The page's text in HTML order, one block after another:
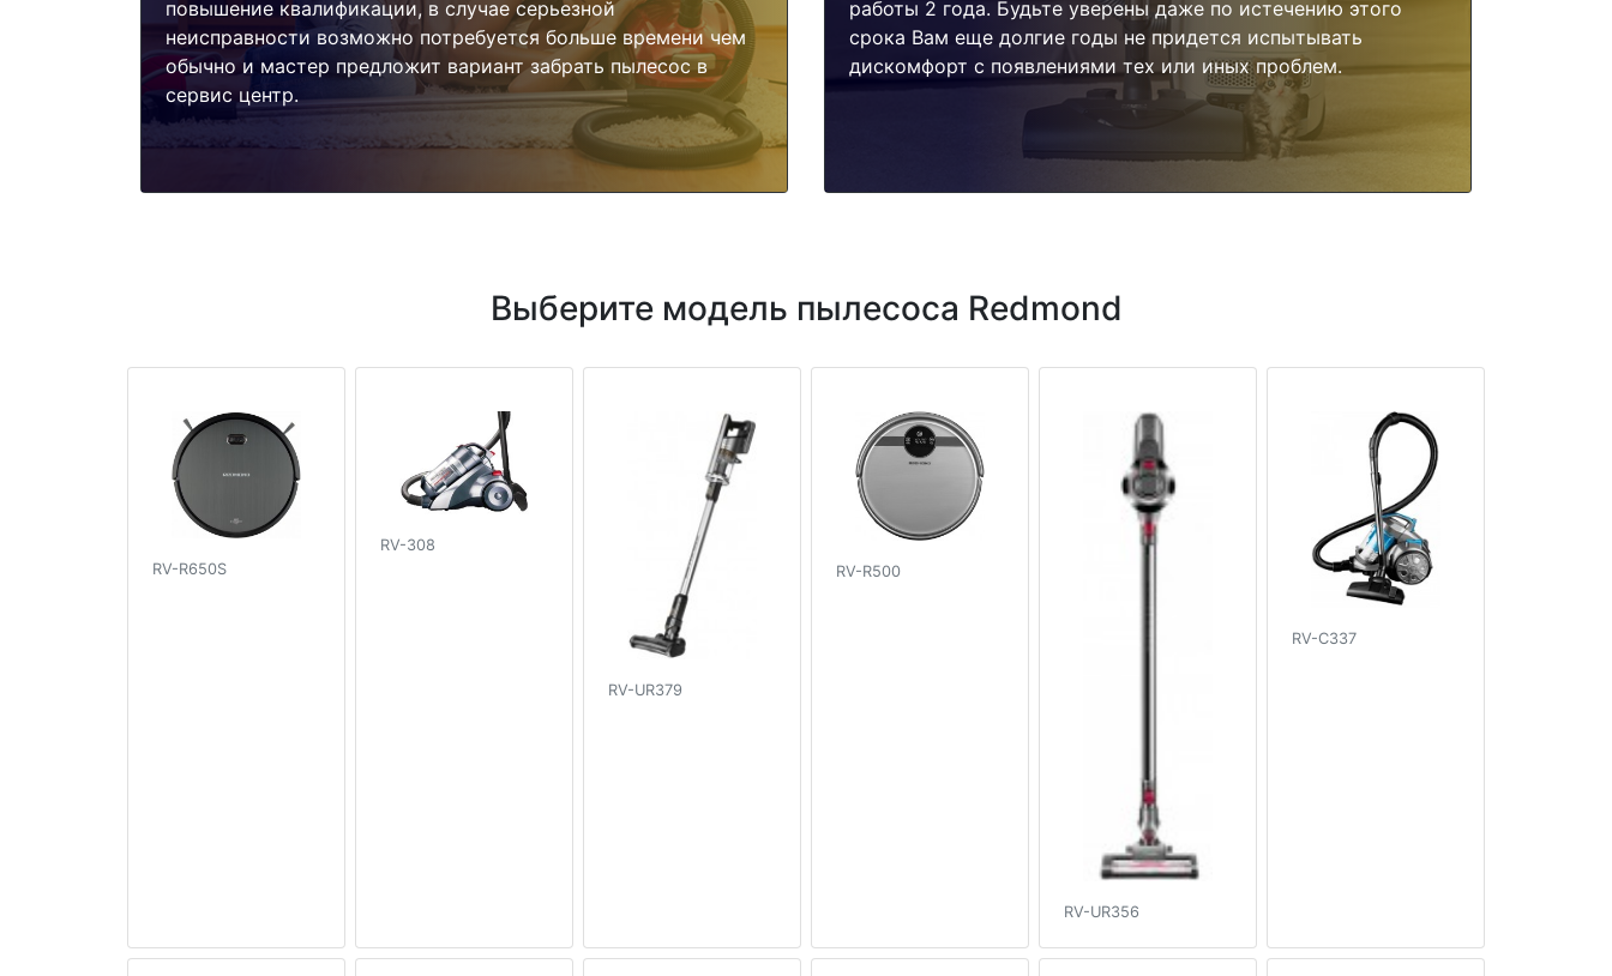
повышение квалификации, в случае серьезной
неисправности возможно потребуется больше времени чем
обычно и мастер предложит вариант забрать пылесос в
сервис центр.
работы 2 года. Будьте уверены даже по истечению этого
срока Вам еще долгие годы не придется испытывать
дискомфорт с появлениями тех или иных проблем.
Выберите модель пылесоса Redmond
RV-R650S
RV-308
RV-UR379
RV-R500
RV-UR356
RV-C337